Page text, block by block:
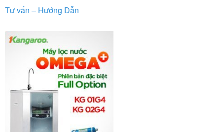
Tư vấn – Hướng Dẫn